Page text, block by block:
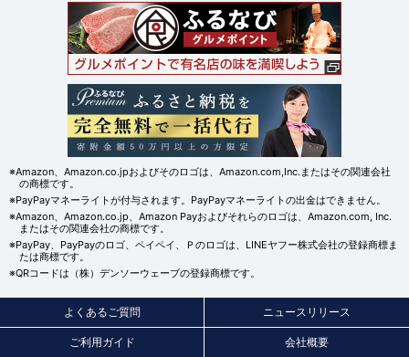
※Amazon、Amazon.co.jpおよびそのロゴは、Amazon.com,Inc.またはその関連会社
の商標です。
※PayPayマネーライトが付与されます。PayPayマネーライトの出金はできません。
※Amazon、Amazon.co.jp、Amazon Payおよびそれらのロゴは、Amazon.com, Inc.
またはその関連会社の商標です。
※PayPay、PayPayのロゴ、ペイペイ、Ｐのロゴは、LINEヤフー株式会社の登録商標ま
たは商標です。
※QRコードは（株）デンソーウェーブの登録商標です。
よくあるご質問 ニュースリリース
ご利用ガイド 会社概要